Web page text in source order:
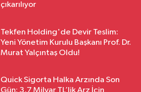
çıkarılıyor
Tekfen Holding'de Devir Teslim:
Yeni Yönetim Kurulu Başkanı Prof. Dr.
Murat Yalçıntaş Oldu!
Quick Sigorta Halka Arzında Son